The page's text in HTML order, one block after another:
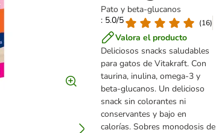
Pato y beta-glucanos
: 5.0/5
(16)
Valora el producto
Deliciosos snacks saludables
para gatos de Vitakraft. Con
taurina, inulina, omega-3 y
beta-glucanos. Un delicioso
snack sin colorantes ni
conservantes y bajo en
calorías. Sobres monodosis de